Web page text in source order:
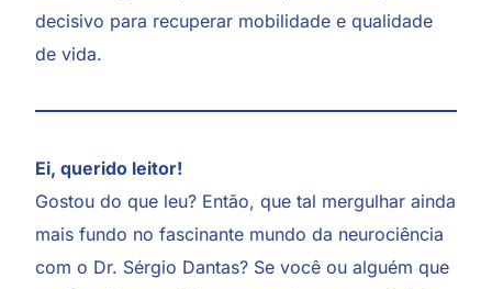
decisivo para recuperar mobilidade e qualidade
de vida.
Ei, querido leitor!
Gostou do que leu? Então, que tal mergulhar ainda
mais fundo no fascinante mundo da neurociência
com o Dr. Sérgio Dantas? Se você ou alguém que